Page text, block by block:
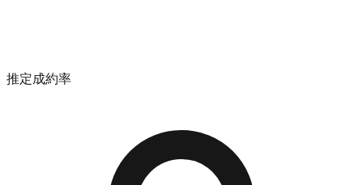
推定成約率